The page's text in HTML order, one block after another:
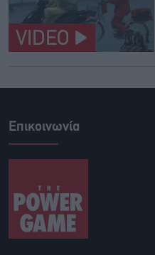
VIDEO
Επικοινωνία